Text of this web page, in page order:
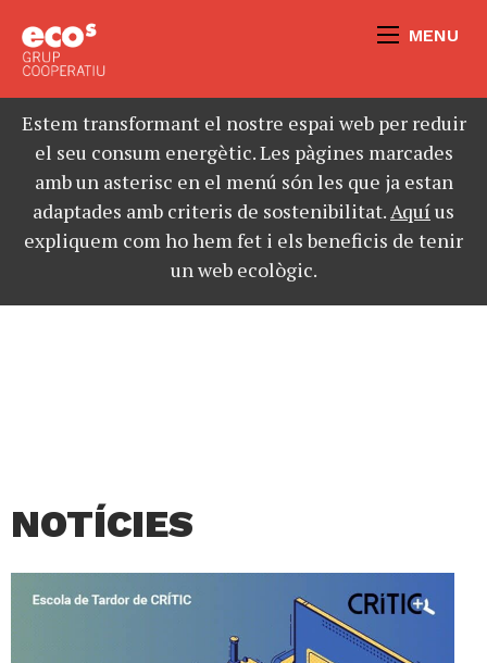
MENU
Estem transformant el nostre espai web per reduir
el seu consum energètic. Les pàgines marcades
amb un asterisc en el menú són les que ja estan
adaptades amb criteris de sostenibilitat.Aquíus
expliquem com ho hem fet i els beneficis de tenir
un web ecològic.
NOTÍCIES